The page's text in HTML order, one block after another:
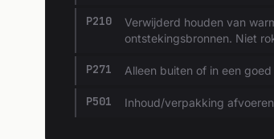
P210
Verwijderd houden van
ontstekingsbronnen. Niet
P271 Alleen buiten of in een
P501 Inhoud/verpakking